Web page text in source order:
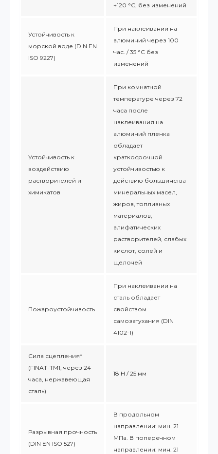
+120 °С, без изменений
Устойчивость к
морской воде (DIN EN
ISO 9227)
При наклеивании на
алюминий через 100
час. / 35 °C без
изменений
Устойчивость к
воздействию
растворителей и
химикатов
При комнатной
температуре через 72
часа после
наклеивания на
алюминий пленка
обладает
краткосрочной
устойчивостью к
действию большинства
минеральных масел,
жиров, топливных
материалов,
алифатических
растворителей, слабых
кислот, солей и
щелочей
Пожароустойчивость
При наклеивании на
сталь обладает
свойством
самозатухания (DIN
4102-1)
Сила сцепления*
(FINAT-TM1, через 24
часа, нержавеющая
сталь)
18 Н / 25 мм
Разрывная прочность
(DIN EN ISO 527)
В продольном
направлении: мин. 21
МПа. В поперечном
направлении: мин. 21